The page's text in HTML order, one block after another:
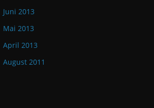
Juni 2013
Mai 2013
April 2013
August 2011